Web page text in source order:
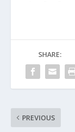
SHARE:
PREVIOUS